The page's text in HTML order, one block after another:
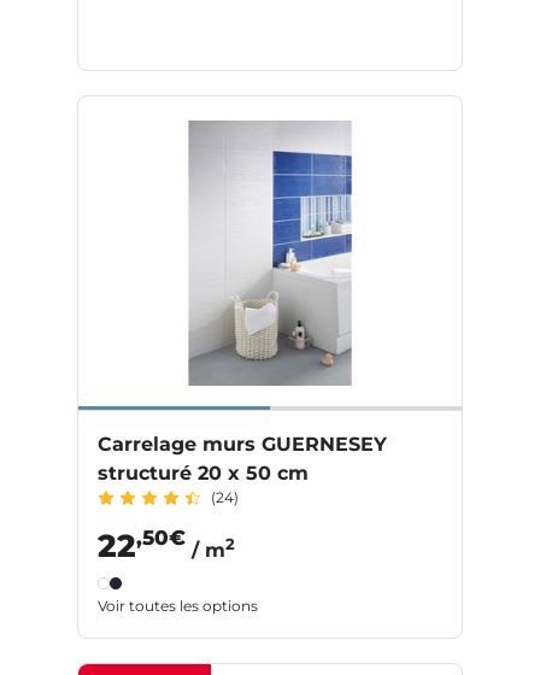
Carrelage murs GUERNESEY
structuré 20 x 50 cm
(24)
22,50€
/ m2
Voir toutes les options